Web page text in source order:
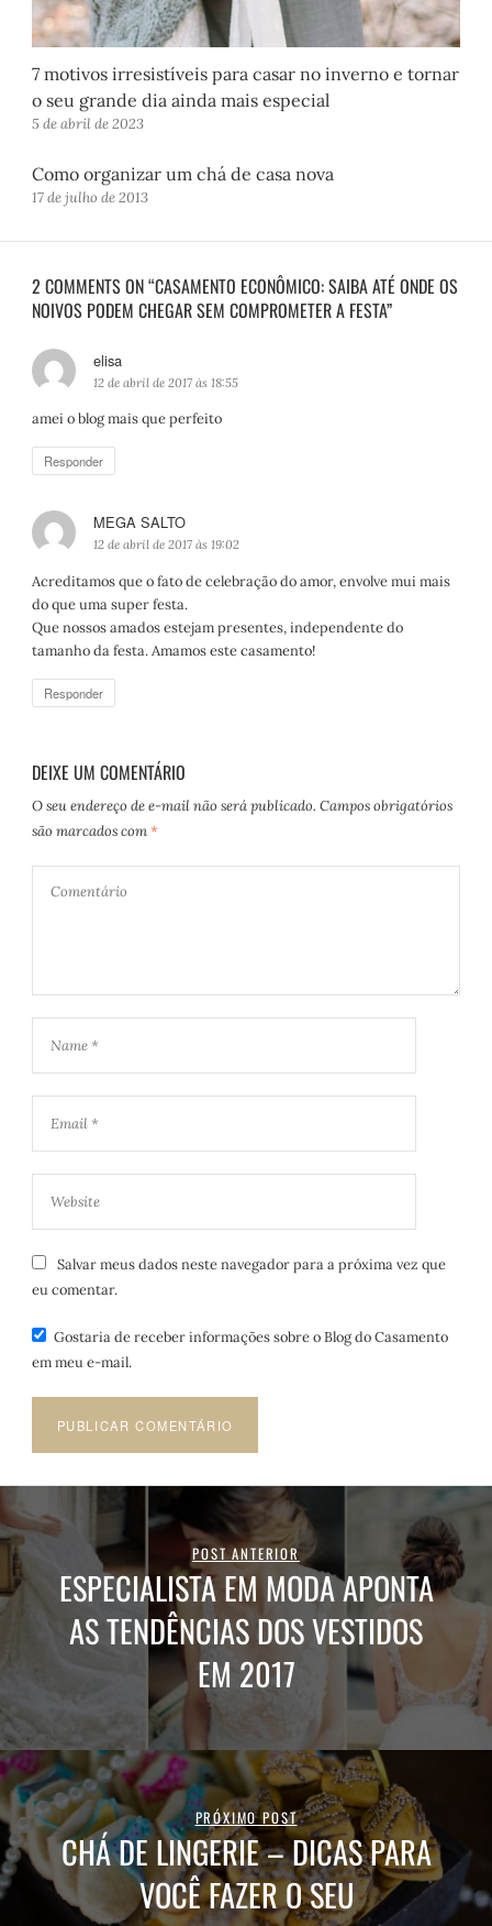
7 motivos irresistíveis para casar no inverno e tornar
o seu grande dia ainda mais especial
5 de abril de 2023
Como organizar um chá de casa nova
17 de julho de 2013
2 COMMENTS ON “CASAMENTO ECONÔMICO: SAIBA ATÉ ONDE OS
NOIVOS PODEM CHEGAR SEM COMPROMETER A FESTA”
elisa
i
s
12 de abril de 2017 às 18:55
amei o blog mais que perfeito
Responder
MEGA SALTO
i
s
e
:
12 de abril de 2017 às 19:02
Acreditamos que o fato de celebração do amor, envolve mui mais
do que uma super festa.
Que nossos amados estejam presentes, independente do
tamanho da festa. Amamos este casamento!
Responder
DEIXE UM COMENTÁRIO
O seu endereço de e-mail não será publicado. Campos obrigatórios
são marcados com *
Salvar meus dados neste navegador para a próxima vez que
eu comentar.
Gostaria de receber informações sobre o Blog do Casamento
em meu e-mail.
POST ANTERIOR
ESPECIALISTA EM MODA APONTA
AS TENDÊNCIAS DOS VESTIDOS
EM 2017
PRÓXIMO POST
CHÁ DE LINGERIE – DICAS PARA
VOCÊ FAZER O SEU